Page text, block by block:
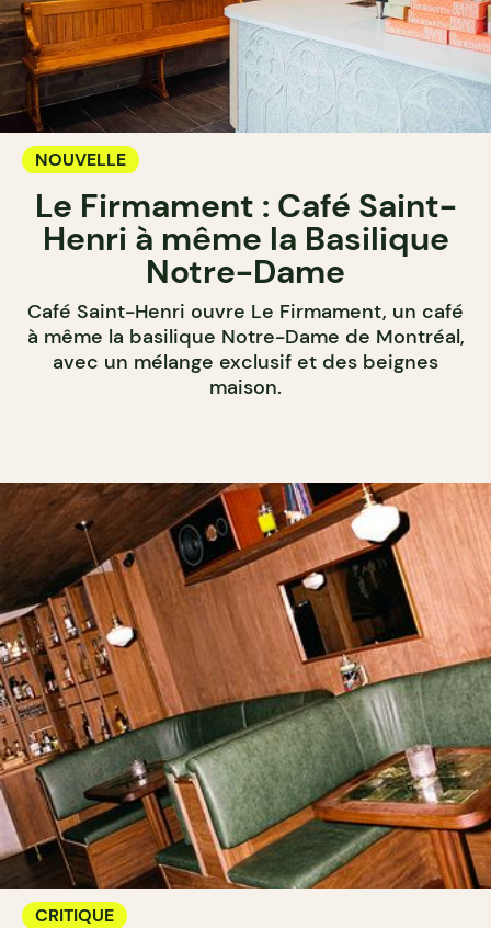
NOUVELLE
Le Firmament : Café Saint-
Henri à même la Basilique
Notre-Dame
Café Saint-Henri ouvre Le Firmament, un café
à même la basilique Notre-Dame de Montréal,
avec un mélange exclusif et des beignes
maison.
CRITIQUE